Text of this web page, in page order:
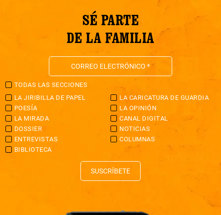
SÉ PARTE
DE LA FAMILIA
TODAS LAS SECCIONES
LA JIRIBILLA DE PAPEL
LA CARICATURA DE GUARDIA
POESÍA
LA OPINIÓN
LA MIRADA
CANAL DIGITAL
DOSSIER
NOTICIAS
ENTREVISTAS
COLUMNAS
BIBLIOTECA
SUSCRÍBETE